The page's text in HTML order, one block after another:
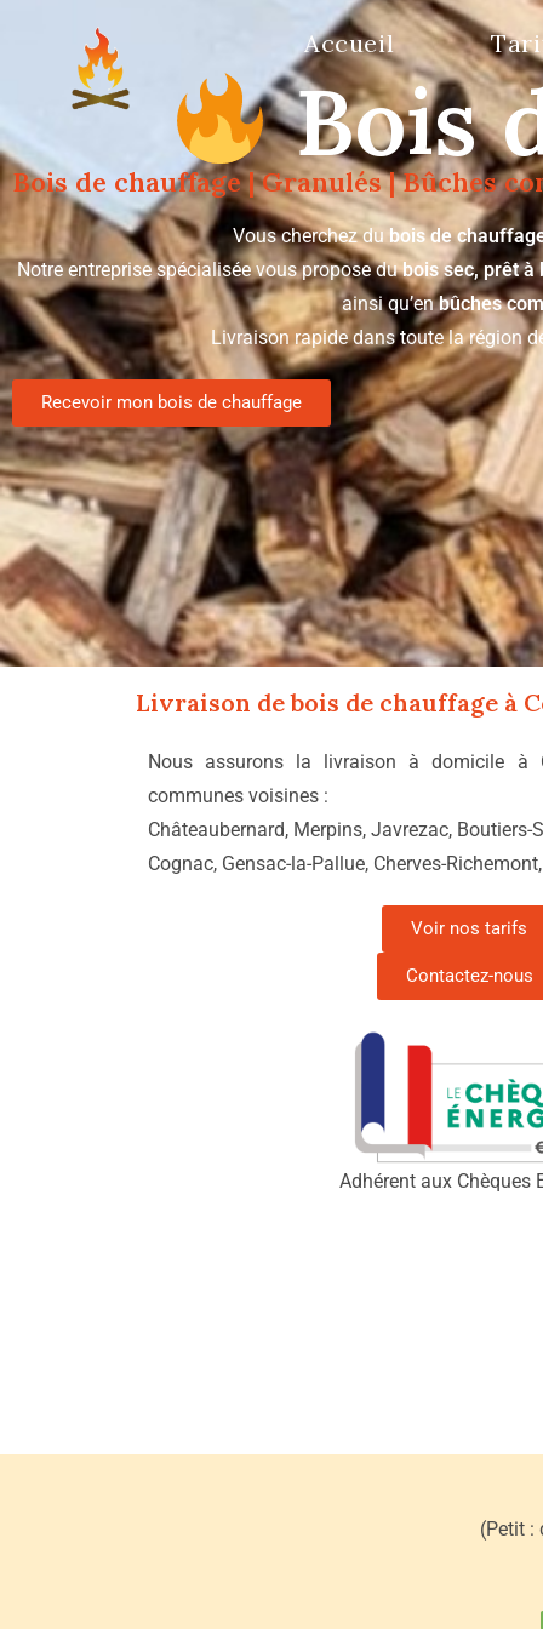
Accueil
Bois
Bois de chauffage | Granulés | Bûches
Vous cherchez du bois de
Notre entreprise spécialisée vous propose dubois sec, prêt à
ainsi qu’enbûches
Livraison rapide dans toute la région
Recevoir mon bois de chauffage
Livraison de bois de chauffage à
Nous assurons la livraison à domicile à
communes voisines :
Châteaubernard, Merpins, Javrezac, Boutiers-
Cognac, Gensac-la-Pallue, Cherves-
Voir nos tarifs
Contactez-nous
Adhérent aux Chèques
(Petit :